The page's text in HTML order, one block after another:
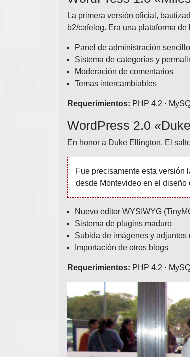
La primera versión oficial,
b2/cafelog. Era una plataforma
Panel de administración
Sistema de categorías y
Moderación de comentarios
Temas intercambiables
Requerimientos: PHP 4.2 ·
WordPress 2.0
En honor a Duke Ellington. El
Fue precisamente esta versión
desde Montevideo en el diseño
Nuevo editor WYSIWYG
Sistema de plugins maduro
Subida de imágenes y adjuntos
Importación de otros blogs
Requerimientos: PHP 4.2 ·